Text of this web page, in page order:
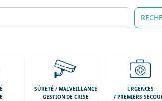
SÛRETÉ / MALVEILLANCE
GESTION DE CRISE
URGENCES
/ PREMIERS